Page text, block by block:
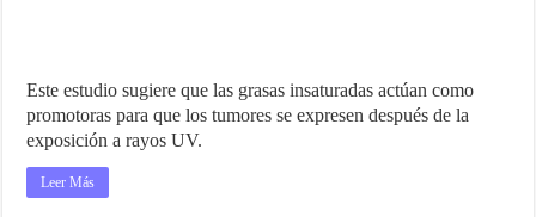
Este estudio sugiere que las grasas insaturadas actúan como
promotoras para que los tumores se expresen después de la
exposición a rayos UV.
Leer Más